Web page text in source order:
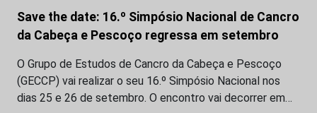
Save the date: 16.º Simpósio Nacional de Cancro
da Cabeça e Pescoço regressa em setembro
O Grupo de Estudos de Cancro da Cabeça e Pescoço
(GECCP) vai realizar o seu 16.º Simpósio Nacional nos
dias 25 e 26 de setembro. O encontro vai decorrer em…